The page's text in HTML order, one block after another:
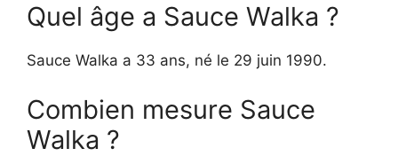
Quel âge a Sauce Walka ?
Sauce Walka a 33 ans, né le 29 juin 1990.
Combien mesure Sauce
Walka ?